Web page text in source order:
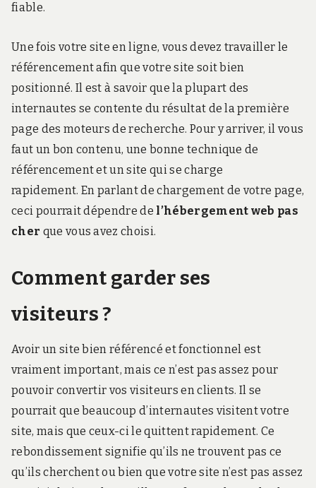
fiable.
Une fois votre site en ligne, vous devez travailler le
référencement afin que votre site soit bien
positionné. Il est à savoir que la plupart des
internautes se contente du résultat de la première
page des moteurs de recherche. Pour y arriver, il vous
faut un bon contenu, une bonne technique de
référencement et un site qui se charge
rapidement. En parlant de chargement de votre page,
ceci pourrait dépendre de l’hébergement web pas
cher que vous avez choisi.
Comment garder ses
visiteurs ?
Avoir un site bien référencé et fonctionnel est
vraiment important, mais ce n’est pas assez pour
pouvoir convertir vos visiteurs en clients. Il se
pourrait que beaucoup d’internautes visitent votre
site, mais que ceux-ci le quittent rapidement. Ce
rebondissement signifie qu’ils ne trouvent pas ce
qu’ils cherchent ou bien que votre site n’est pas assez